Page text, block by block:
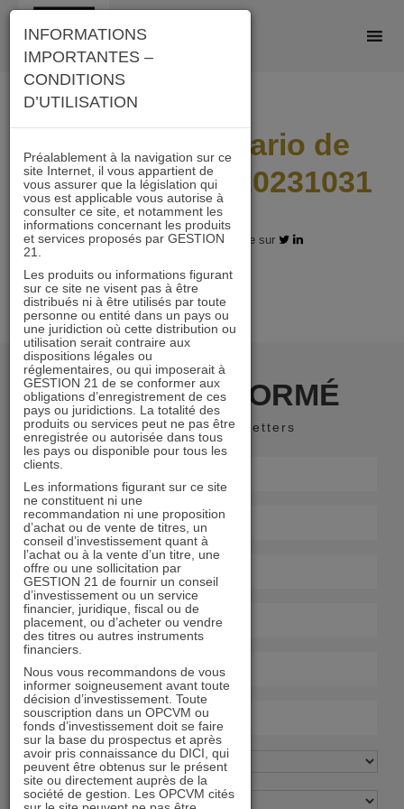
Skip
content
I21_AD_Scenario de
performance_20231031
30.11.2023 - Partagez l'article sur
RESTER INFORMÉ
Recevoir nos newsletters
INFORMATIONS
IMPORTANTES –
CONDITIONS
D’UTILISATION
Préalablement à la navigation sur ce
site Internet, il vous appartient de
vous assurer que la législation qui
vous est applicable vous autorise à
consulter ce site, et notamment les
informations concernant les produits
et services proposés par GESTION
21.
Les produits ou informations figurant
sur ce site ne visent pas à être
distribués ni à être utilisés par toute
personne ou entité dans un pays ou
une juridiction où cette distribution ou
utilisation serait contraire aux
dispositions légales ou
réglementaires, ou qui imposerait à
GESTION 21 de se conformer aux
obligations d’enregistrement de ces
pays ou juridictions. La totalité des
produits ou services peut ne pas être
enregistrée ou autorisée dans tous
les pays ou disponible pour tous les
clients.
Les informations figurant sur ce site
ne constituent ni une
recommandation ni une proposition
d’achat ou de vente de titres, un
conseil d’investissement quant à
l’achat ou à la vente d’un titre, une
offre ou une sollicitation par
GESTION 21 de fournir un conseil
d’investissement ou un service
financier, juridique, fiscal ou de
placement, ou d’acheter ou vendre
des titres ou autres instruments
financiers.
Nous vous recommandons de vous
informer soigneusement avant toute
décision d’investissement. Toute
souscription dans un OPCVM ou
fonds d’investissement doit se faire
sur la base du prospectus et après
avoir pris connaissance du DICI, qui
peuvent être obtenus sur le présent
site ou directement auprès de la
société de gestion. Les OPCVM cités